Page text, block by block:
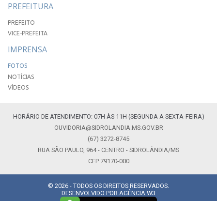
PREFEITURA
PREFEITO
VICE-PREFEITA
IMPRENSA
FOTOS
NOTÍCIAS
VÍDEOS
HORÁRIO DE ATENDIMENTO: 07H ÀS 11H (SEGUNDA A SEXTA-FEIRA)
OUVIDORIA@SIDROLANDIA.MS.GOV.BR
(67) 3272-8745
RUA SÃO PAULO, 964 - CENTRO - SIDROLÂNDIA/MS
CEP 79170-000
© 2026 - TODOS OS DIREITOS RESERVADOS.
DESENVOLVIDO POR:AGÊNCIA W3